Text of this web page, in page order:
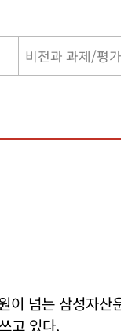
비전과 과제/평가
이 넘는 삼성자산
고 있다.